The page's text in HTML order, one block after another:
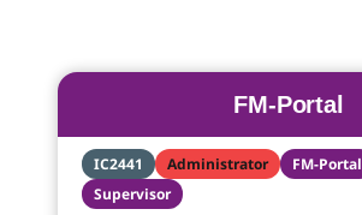
FM-Portal
IC2441 Administrator FM-Portal
Supervisor